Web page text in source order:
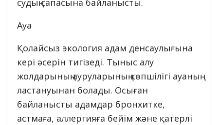
судың сапасына байланысты.
Ауа
Қолайсыз экология адам денсаулығына
кері әсерін тигізеді. Тыныс алу
жолдарының ауруларының көпшілігі ауаның
ластануынан болады. Осыған
байланысты адамдар бронхитке,
астмаға, аллергияға бейім және қатерлі